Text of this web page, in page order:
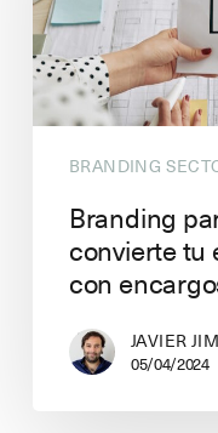
BRANDING
Branding
convierte tu
con
JAVIER
05/04/2024